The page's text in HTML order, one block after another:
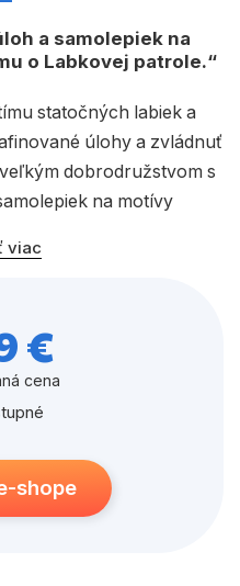
a samolepiek na
o Labkovej patrole.
statočných labiek a
úlohy a zvládnuť
dobrodružstvom s
na motívy
viac
€
cena
shope